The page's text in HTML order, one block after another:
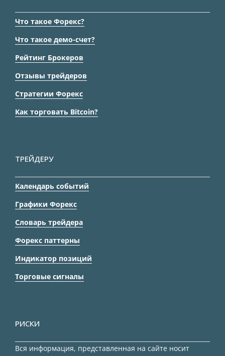
Что такое Форекс?
Что такое демо-счет?
Рейтинг Брокеров
Отзывы трейдеров
Стратегии Форекс
Как торговать Bitcoin?
ТРЕЙДЕРУ
Календарь событий
Графики Форекс
Словарь трейдера
Форекс паттерны
Индикатор позиций
Торговые сигналы
РИСКИ
Вся информация, представленная на сайте носит